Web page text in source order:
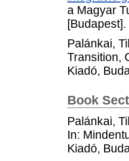
a Magyar
Palánkai,
Transition,
Kiadó,
Book
Palánkai,
In:
Kiadó,